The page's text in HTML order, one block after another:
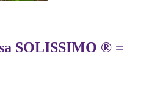
SOLISSIMO ® =